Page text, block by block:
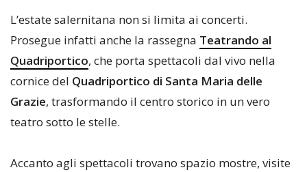
L’estate salernitana non si limita ai concerti.
Prosegue infatti anche la rassegna Teatrando al
Quadriportico, che porta spettacoli dal vivo nella
cornice del Quadriportico di Santa Maria delle
Grazie, trasformando il centro storico in un vero
teatro sotto le stelle.
Accanto agli spettacoli trovano spazio mostre, visite